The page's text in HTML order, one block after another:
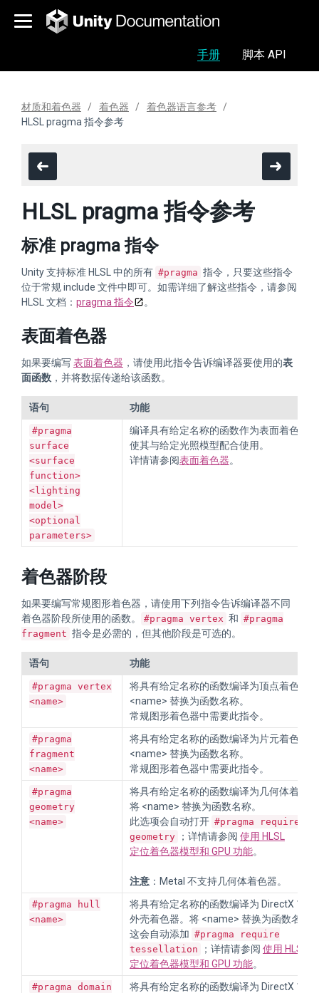
手册 脚本 API
材质和着色器 着色器
着色器语言参考
HLSL pragma 指令参考
HLSL pragma 指令参考
标准 pragma 指令
Unity 支持标准 HLSL 中的所有 #pragma 指令，只要这些指令
位于常规 include 文件中即可。如需详细了解这些指令，请参阅
HLSL 文档： pragma 指令 。
表面着色器
如果要编写 表面着色器 ，请使用此指令告诉编译器要使用的表
面函数 ，并将数据传递给该函数。
语句 功能
#pragma
surface
<surface
function>
<lighting
model>
<optional
parameters>
编译具有给定名称的函数作为表面着色器，
使其与给定光照模型配合使用。
详情请参阅表面着色器。
着色器阶段
如果要编写常规图形着色器，请使用下列指令告诉编译器不同
着色器阶段所使用的函数。
#pragma vertex 和 #pragma
fragment 指令是必需的，但其他阶段是可选的。
语句 功能
#pragma vertex
<name>
将具有给定名称的函数编译为顶点着色器
<name> 替换为函数名称。
常规图形着色器中需要此指令。
#pragma
fragment
<name>
将具有给定名称的函数编译为片元着色器
<name> 替换为函数名称。
常规图形着色器中需要此指令。
#pragma
geometry
<name>
将具有给定名称的函数编译为几何体着色
将 <name> 替换为函数名称。
此选项会自动打开 #pragma require
geometry
；详情请参阅 使用 HLSL
定位着色器模型和 GPU 功能。
注意 ：Metal 不支持几何体着色器。
#pragma hull
<name>
将具有给定名称的函数编译为 DirectX 11
外壳着色器。将 <name> 替换为函数名称
这会自动添加 #pragma require
tessellation
；详情请参阅 使用 HLSL
定位着色器模型和 GPU 功能。
#pragma domain
将具有给定名称的函数编译为 DirectX 11